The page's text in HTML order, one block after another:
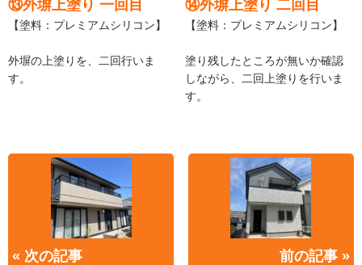
⑬外塀上塗り 一回目
【塗料：プレミアムシリコン】
外塀の上塗りを、二回行いま
す。
⑭外塀上塗り 二回目
【塗料：プレミアムシリコン】
塗り残したところが無いか確認
しながら、二回上塗りを行いま
す。
« 次の記事
前の記事 »